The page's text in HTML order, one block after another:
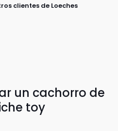
clientes de Loeches
un cachorro de
toy